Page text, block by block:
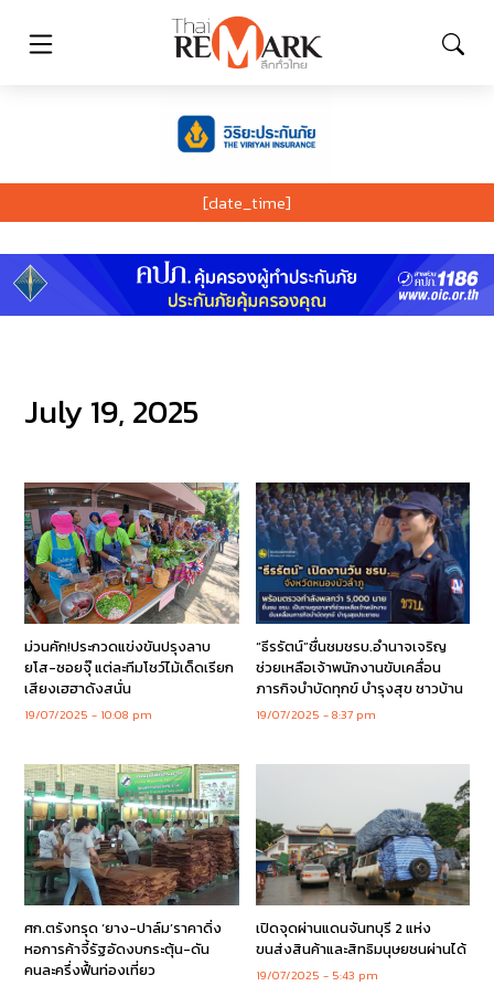
[date_time]
July 19, 2025
ม่วนคัก!ประกวดแข่งขันปรุงลาบ
ยโส-ซอยจุ๊ แต่ละทีมโชว์ไม้เด็ดเรียก
เสียงเฮฮาดังสนั่น
19/07/2025 10:08 pm
“ธีรรัตน์”ชื่นชมชรบ.อำนาจเจริญ
ช่วยเหลือเจ้าพนักงานขับเคลื่อน
ภารกิจบำบัดทุกข์ บำรุงสุข ชาวบ้าน
19/07/2025 8:37 pm
ศก.ตรังทรุด ‘ยาง-ปาล์ม’ราคาดิ่ง
หอการค้าจี้รัฐอัดงบกระตุ้น-ดัน
คนละครึ่งฟื้นท่องเที่ยว
เปิดจุดผ่านแดนจันทบุรี 2 แห่ง
ขนส่งสินค้าและสิทธิมนุษยชนผ่านได้
19/07/2025 5:43 pm